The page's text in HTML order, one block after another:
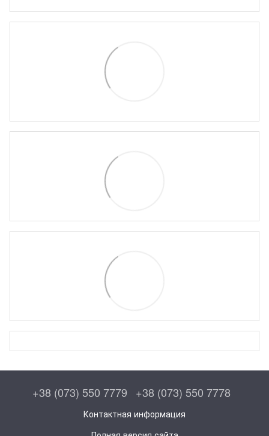
+38 (073) 550 7779 +38 (073) 550 7778
Контактная информация